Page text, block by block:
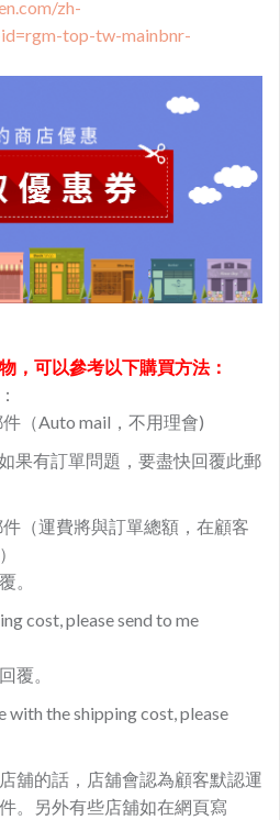
zh-
top-tw-mainbnr-
，可以參考以下購買方法：
（Auto mail，不用理會)
果有訂單問題，要盡快回覆此郵
（運費將與訂單總額，在顧客
。
cost, please send to me
覆。
with the shipping cost, please
舖的話，店舖會認為顧客默認運
。另外有些店舖如在網頁寫